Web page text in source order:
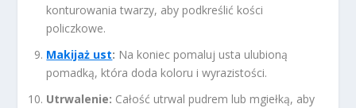
konturowania twarzy, aby podkreślić kości
policzkowe.
Makijaż ust: Na koniec pomaluj usta ulubioną
pomadką, która doda koloru i wyrazistości.
Utrwalenie: Całość utrwal pudrem lub mgiełką, aby